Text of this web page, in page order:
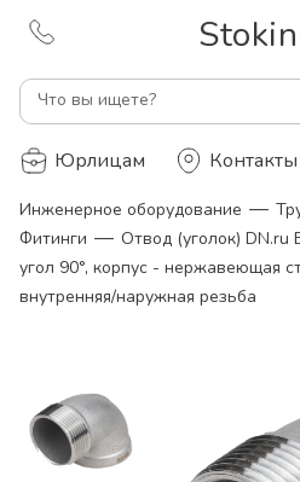
Что вы ищете?
Юрлицам Контакты
Инженерное оборудование —
Фитинги — Отвод (уголок)
угол 90°, корпус - нержавеющая
внутренняя/наружная резьба